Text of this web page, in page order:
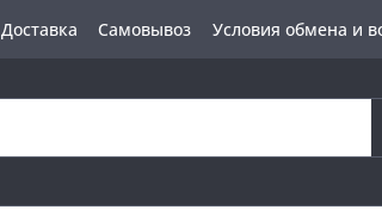
Доставка Самовывоз Условия обмена и